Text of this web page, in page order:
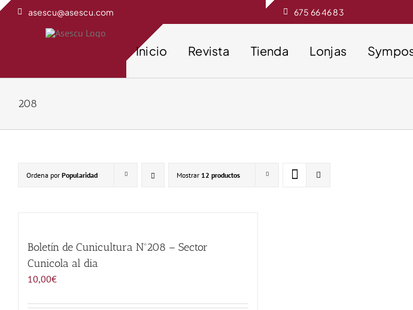
Saltar
asescu@asescu.com 675 66 46 83
Inicio Revista Tienda Lonjas
208
Ordena por Popularidad Mostrar 12 productos
Boletín de Cunicultura Nº208 – Sector
Cunicola al dia
10,00€